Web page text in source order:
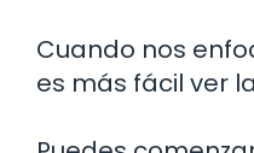
Cuando nos
es más fácil ver